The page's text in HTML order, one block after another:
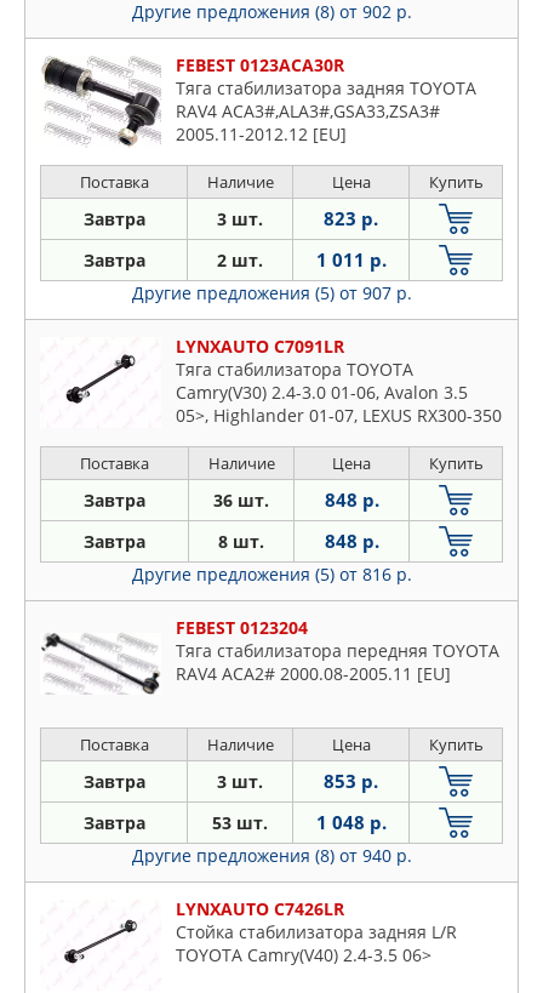
Другие предложения (8) от 902 р.
FEBEST 0123ACA30R
Тяга стабилизатора задняя TOYOTA
RAV4 ACA3#,ALA3#,GSA33,ZSA3#
2005.11-2012.12 [EU]
Поставка Наличие Цена Купить
Завтра 3 шт. 823 р.
Завтра 2 шт. 1 011 р.
Другие предложения (5) от 907 р.
LYNXAUTO C7091LR
Тяга стабилизатора TOYOTA
Camry(V30) 2.4-3.0 01-06, Avalon 3.5
05>, Highlander 01-07, LEXUS RX300-350
Поставка Наличие Цена Купить
Завтра 36 шт. 848 р.
Завтра 8 шт. 848 р.
Другие предложения (5) от 816 р.
FEBEST 0123204
Тяга стабилизатора передняя TOYOTA
RAV4 ACA2# 2000.08-2005.11 [EU]
Поставка Наличие Цена Купить
Завтра 3 шт. 853 р.
Завтра 53 шт. 1 048 р.
Другие предложения (8) от 940 р.
LYNXAUTO C7426LR
Стойка стабилизатора задняя L/R
TOYOTA Camry(V40) 2.4-3.5 06>